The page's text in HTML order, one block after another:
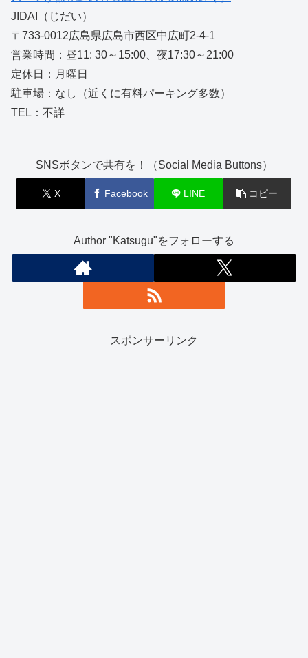
JIDAI（じだい）
〒733-0012広島県広島市西区中広町2-4-1
営業時間：昼11: 30～15:00、夜17:30～21:00
定休日：月曜日
駐車場：なし（近くに有料パーキング多数）
TEL：不詳
SNSボタンで共有を！（Social Media Buttons）
X Facebook LINE コピー
Author "Katsugu"をフォローする
スポンサーリンク